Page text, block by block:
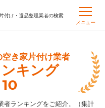
付け・遺品整理業者の検索
メニュー
空き家片付け業者
キング
10
者ランキングをご紹介。（集計